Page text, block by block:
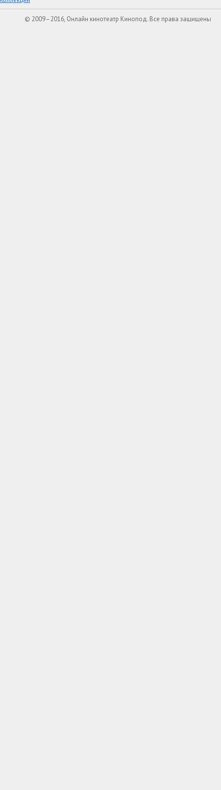
© 2009–2016, Онлайн кинотеатр Кинопод. Все права защищены